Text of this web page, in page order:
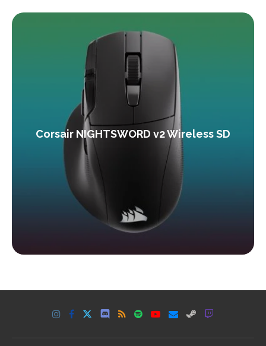
Corsair NIGHTSWORD v2 Wireless SD